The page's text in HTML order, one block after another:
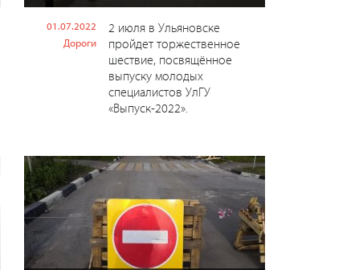
01.07.2022
Дороги
2 июля в Ульяновске
пройдет торжественное
шествие, посвящённое
выпуску молодых
специалистов УлГУ
«Выпуск-2022».